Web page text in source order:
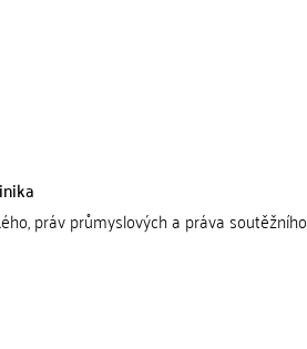
práv průmyslových a práva soutěžního